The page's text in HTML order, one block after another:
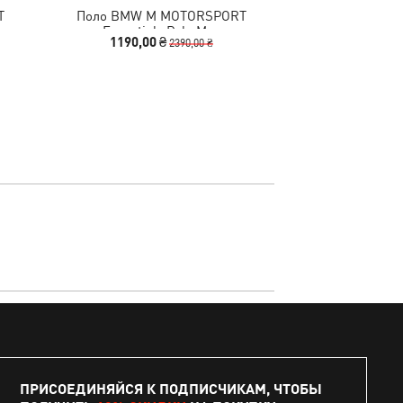
Поло BMW M MOTORSPORT
Essentials Polo Men
1190,00 ₴2390,00 ₴
ПРИСОЕДИНЯЙСЯ К ПОДПИСЧИКАМ, ЧТОБЫ